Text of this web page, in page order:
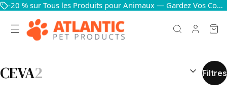
-20 % sur Tous les Produits pour Animaux — Gardez Vos Compagnons Heureux et en Bonne Santé
CEVA2 RÉSULTATS
Filtres